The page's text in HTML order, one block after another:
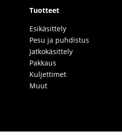
Tuotteet
Esikäsittely
Pesu ja puhdistus
Jatkokäsittely
Pakkaus
Kuljettimet
Muut